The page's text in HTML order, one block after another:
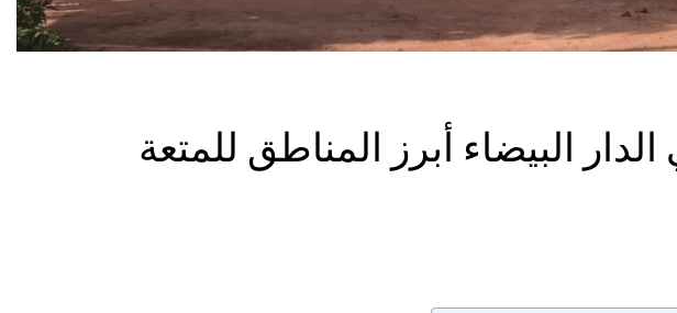
البيضاء أبرز المناطق للمتعة